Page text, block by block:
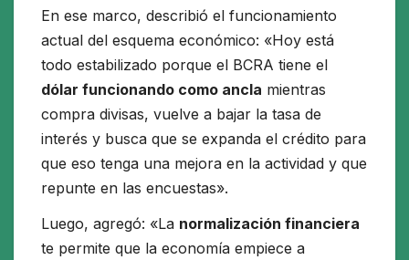
En ese marco, describió el funcionamiento
actual del esquema económico: «Hoy está
todo estabilizado porque el BCRA tiene el
dólar funcionando como ancla mientras
compra divisas, vuelve a bajar la tasa de
interés y busca que se expanda el crédito para
que eso tenga una mejora en la actividad y que
repunte en las encuestas».
Luego, agregó: «La normalización financiera
te permite que la economía empiece a